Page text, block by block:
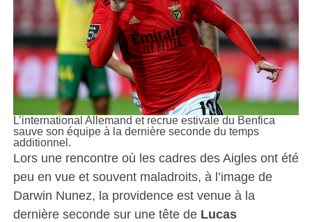
L’international Allemand et recrue estivale du Benfica
sauve son équipe à la dernière seconde du temps
additionnel.
Lors une rencontre où les cadres des Aigles ont été
peu en vue et souvent maladroits, à l’image de
Darwin Nunez, la providence est venue à la
dernière seconde sur une tête de Lucas